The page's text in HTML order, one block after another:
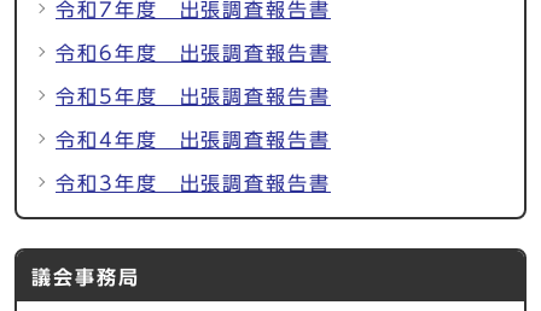
令和7年度 出張調査報告書
令和6年度 出張調査報告書
令和5年度 出張調査報告書
令和4年度 出張調査報告書
令和3年度 出張調査報告書
議会事務局